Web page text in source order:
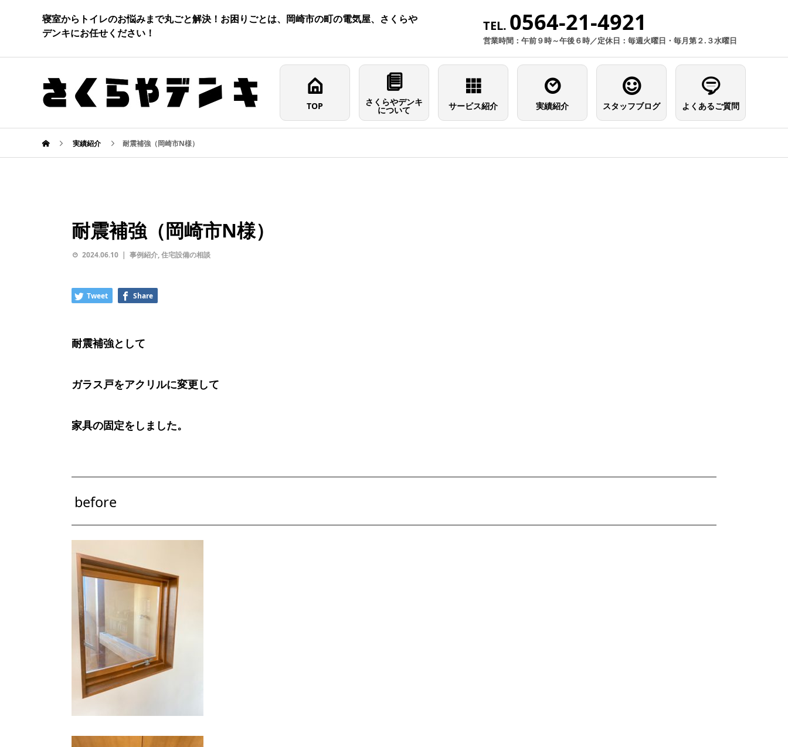
寝室からトイレのお悩みまで丸ごと解決！お困りごとは、岡崎市の町の電気屋、さくらや
デンキにお任せください！
TEL. 0564-21-4921
営業時間：午前９時～午後６時／定休日：毎週火曜日・毎月第２.３水曜日
TOP さくらやデンキ
について サービス紹介 実績紹介 スタッフブログ よくあるご質問
実績紹介 耐震補強（岡崎市N様）
耐震補強（岡崎市N様）
2024.06.10 事例紹介,住宅設備の相談
Tweet Share
耐震補強として
ガラス戸をアクリルに変更して
家具の固定をしました。
before